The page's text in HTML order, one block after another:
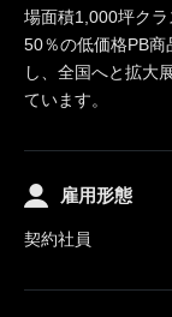
場面積1,000坪ク
50％の低価格PB
し、全国へと拡大
ています。
雇用形態
契約社員